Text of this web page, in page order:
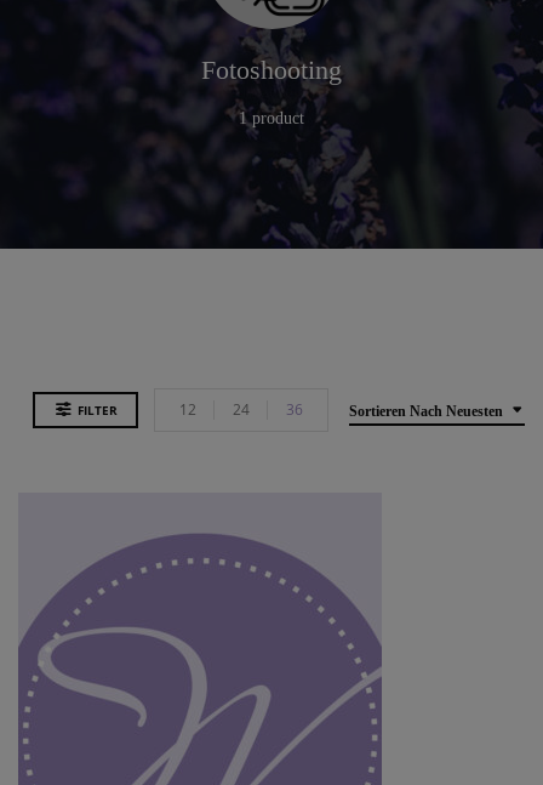
Fotoshooting
1 product
FILTER Sortieren Nach Neuesten
12 24 36